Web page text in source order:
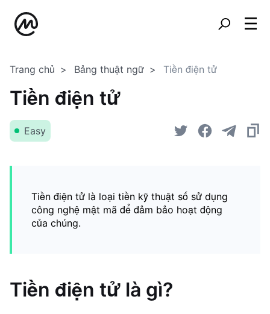
Trang chủ Bảng thuật ngữ Tiền điện tử
Tiền điện tử
Easy
Tiền điện tử là loại tiền kỹ thuật số sử dụng
công nghệ mật mã để đảm bảo hoạt động
của chúng.
Tiền điện tử là gì?